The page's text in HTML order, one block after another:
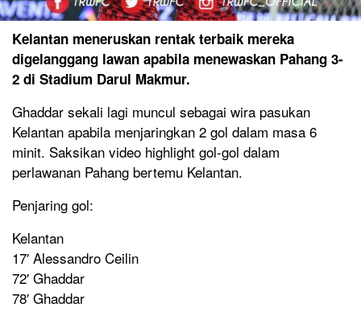
Kelantan meneruskan rentak terbaik mereka
digelanggang lawan apabila menewaskan Pahang 3-
2 di Stadium Darul Makmur.
Ghaddar sekali lagi muncul sebagai wira pasukan
Kelantan apabila menjaringkan 2 gol dalam masa 6
minit. Saksikan video highlight gol-gol dalam
perlawanan Pahang bertemu Kelantan.
Penjaring gol:
Kelantan
17′ Alessandro Ceilin
72′ Ghaddar
78′ Ghaddar